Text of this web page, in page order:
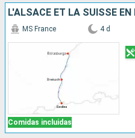
Comidas incluidas
MS France 4 d